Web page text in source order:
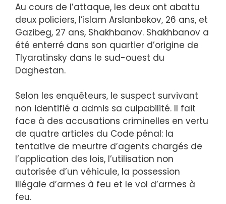
Au cours de l’attaque, les deux ont abattu
deux policiers, l’islam Arslanbekov, 26 ans, et
Gazibeg, 27 ans, Shakhbanov. Shakhbanov a
été enterré dans son quartier d’origine de
Tlyaratinsky dans le sud-ouest du
Daghestan.
Selon les enquêteurs, le suspect survivant
non identifié a admis sa culpabilité. Il fait
face à des accusations criminelles en vertu
de quatre articles du Code pénal: la
tentative de meurtre d’agents chargés de
l’application des lois, l’utilisation non
autorisée d’un véhicule, la possession
illégale d’armes à feu et le vol d’armes à
feu.